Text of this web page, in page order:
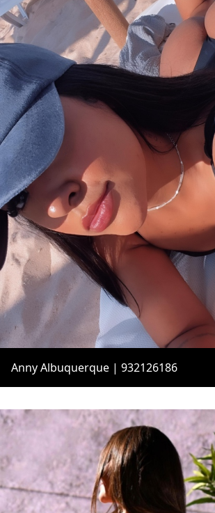
Anny Albuquerque | 932126186